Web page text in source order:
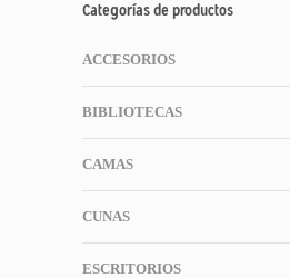
Categorías de productos
ACCESORIOS
BIBLIOTECAS
CAMAS
CUNAS
ESCRITORIOS